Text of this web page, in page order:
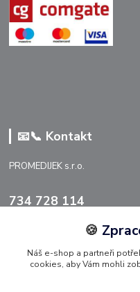
📧📞 Kontakt
PROMEDIJEK s.r.o.
734 728 114
info@promedijek.cz
🍪
Náš e-shop a partneři
cookies, aby Vám mohli